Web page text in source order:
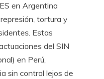
en Argentina
tortura y
Estas
del SIN
en Perú,
sin control lejos de